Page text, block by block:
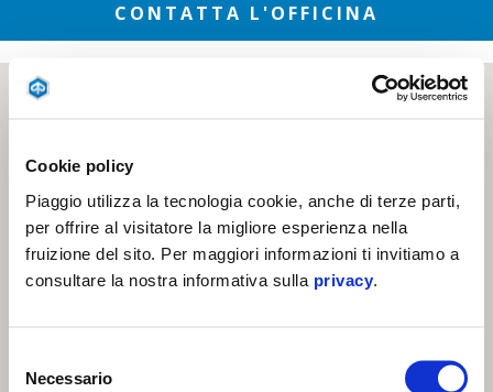
Cookie policy
Piaggio utilizza la tecnologia cookie, anche di terze parti,
per offrire al visitatore la migliore esperienza nella
fruizione del sito. Per maggiori informazioni ti invitiamo a
consultare la nostra informativa sulla privacy
delNecessario
CONTATTA L'OFFICINA